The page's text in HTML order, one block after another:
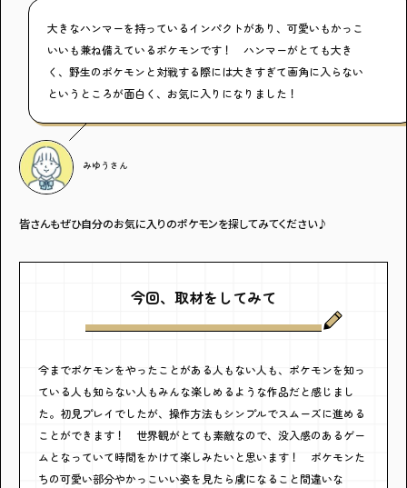
大きなハンマーを持っているインパクトがあり、可愛いもかっこ
いいも兼ね備えているポケモンです！ ハンマーがとても大き
く、野生のポケモンと対戦する際には大きすぎて画角に入らない
というところが面白く、お気に入りになりました！
みゆう さん
皆さんもぜひ自分のお気に入りのポケモンを探してみてください♪
今回、取材をしてみて
今までポケモンをやったことがある人もない人も、ポケモンを知っ
ている人も知らない人もみんな楽しめるような作品だと感じまし
た。初見プレイでしたが、操作方法もシンプルでスムーズに進める
ことができます！ 世界観がとても素敵なので、没入感のあるゲー
ムとなっていて時間をかけて楽しみたいと思います！ ポケモンた
ちの可愛い部分やかっこいい姿を見たら虜になること間違いな